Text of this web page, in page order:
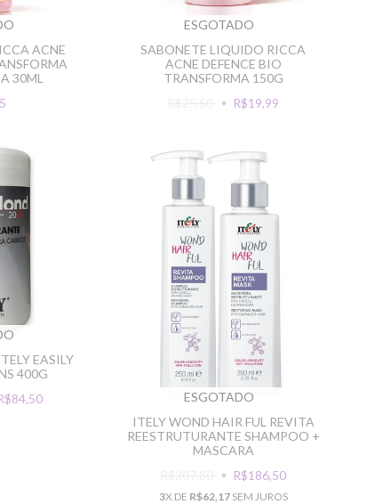
ACNE
30ML
ESGOTADO
SABONETE LIQUIDO RICCA
ACNE DEFENCE BIO
TRANSFORMA 150G
R$25,50
R$19,99
EASILY
400G
ESGOTADO
ITELY WOND HAIR FUL REVITA
REESTRUTURANTE SHAMPOO +
MASCARA
R$207,80
R$186,50
3X DE R$62,17SEM JUROS